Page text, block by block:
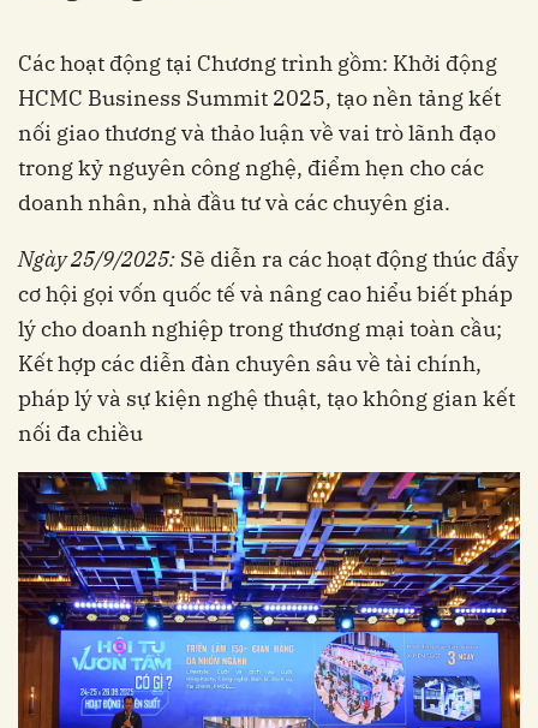
Các hoạt động tại Chương trình gồm: Khởi động
HCMC Business Summit 2025, tạo nền tảng kết
nối giao thương và thảo luận về vai trò lãnh đạo
trong kỷ nguyên công nghệ, điểm hẹn cho các
doanh nhân, nhà đầu tư và các chuyên gia.
Ngày 25/9/2025: Sẽ diễn ra các hoạt động thúc đẩy
cơ hội gọi vốn quốc tế và nâng cao hiểu biết pháp
lý cho doanh nghiệp trong thương mại toàn cầu;
Kết hợp các diễn đàn chuyên sâu về tài chính,
pháp lý và sự kiện nghệ thuật, tạo không gian kết
nối đa chiều